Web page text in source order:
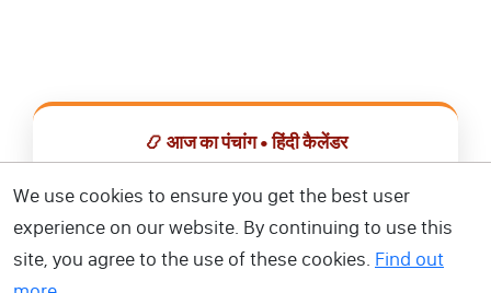
📿 आज का पंचांग • हिंदी कैलेंडर
📅 हिंदी कैलेंडर ऐप डाउनलोड करें
We use cookies to ensure you get the best user
experience on our website. By continuing to use this
site, you agree to the use of these cookies. Find out